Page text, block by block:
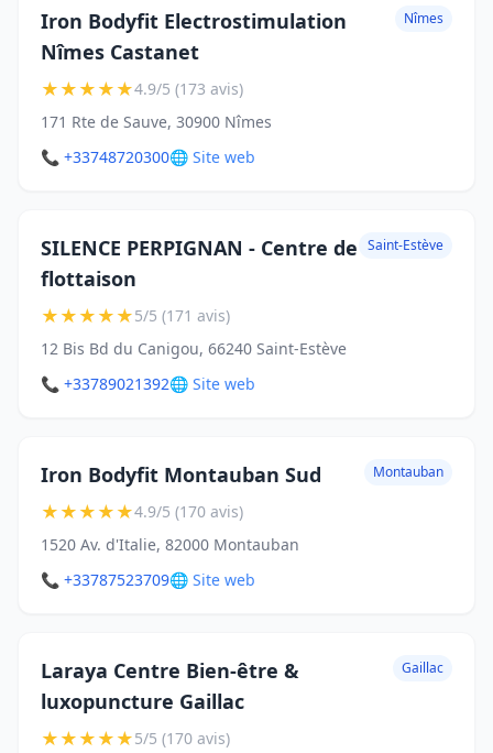
Iron Bodyfit Electrostimulation
Nîmes Castanet
Nîmes
★★★★★4.9/5 (173 avis)
171 Rte de Sauve, 30900 Nîmes
📞 +33748720300🌐 Site web
SILENCE PERPIGNAN - Centre de
flottaison
Saint-Estève
★★★★★5/5 (171 avis)
12 Bis Bd du Canigou, 66240 Saint-Estève
📞 +33789021392🌐 Site web
Iron Bodyfit Montauban Sud Montauban
★★★★★4.9/5 (170 avis)
1520 Av. d'Italie, 82000 Montauban
📞 +33787523709🌐 Site web
Laraya Centre Bien-être &
luxopuncture Gaillac
Gaillac
★★★★★5/5 (170 avis)